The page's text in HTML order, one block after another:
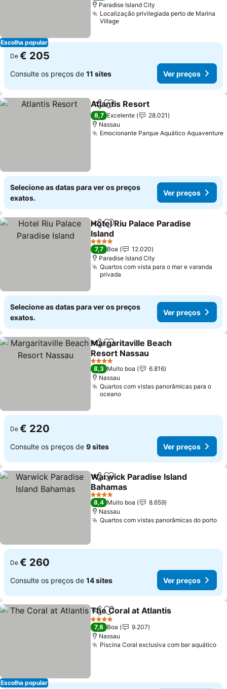
Escolha popular
Paradise Island City
Localização privilegiada perto de Marina
Village
De € 205
Consulte os preços de 11 sites Ver preços
PartilharAdicionar aos favoritos
Atlantis Resort
8,7 Excelente
28.021
Nassau
Emocionante Parque Aquático Aquaventure
Selecione as datas para ver os preços
exatos.
Ver preços
PartilharAdicionar aos favoritos
Hotel Riu Palace Paradise
Island
4 Estrelas
7,7 Boa
12.020
Paradise Island City
Quartos com vista para o mar e varanda
privada
Selecione as datas para ver os preços
exatos.
Ver preços
PartilharAdicionar aos favoritos
Margaritaville Beach
Resort Nassau
4 Estrelas
8,3 Muito boa
6.816
Nassau
Quartos com vistas panorâmicas para o
oceano
De € 220
Consulte os preços de 9 sites Ver preços
PartilharAdicionar aos favoritos
Warwick Paradise Island
Bahamas
4 Estrelas
8,4 Muito boa
8.659
Nassau
Quartos com vistas panorâmicas do porto
De € 260
Consulte os preços de 14 sites Ver preços
Escolha popular
PartilharAdicionar aos favoritos
The Coral at Atlantis
4 Estrelas
7,8 Boa
9.207
Nassau
Piscina Coral exclusiva com bar aquático